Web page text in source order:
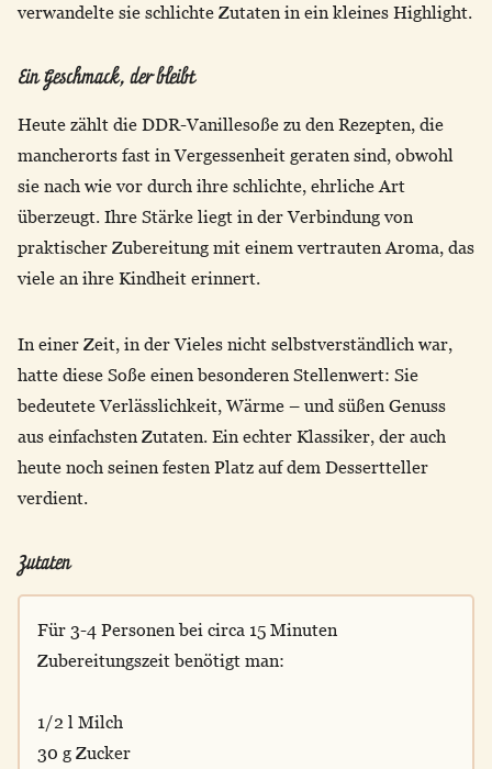
verwandelte sie schlichte Zutaten in ein kleines Highlight.
Ein Geschmack, der bleibt
Heute zählt die DDR-Vanillesoße zu den Rezepten, die
mancherorts fast in Vergessenheit geraten sind, obwohl
sie nach wie vor durch ihre schlichte, ehrliche Art
überzeugt. Ihre Stärke liegt in der Verbindung von
praktischer Zubereitung mit einem vertrauten Aroma, das
viele an ihre Kindheit erinnert.
In einer Zeit, in der Vieles nicht selbstverständlich war,
hatte diese Soße einen besonderen Stellenwert: Sie
bedeutete Verlässlichkeit, Wärme – und süßen Genuss
aus einfachsten Zutaten. Ein echter Klassiker, der auch
heute noch seinen festen Platz auf dem Dessertteller
verdient.
Zutaten
Für 3-4 Personen bei circa 15 Minuten
Zubereitungszeit benötigt man:
1/2 l Milch
30 g Zucker